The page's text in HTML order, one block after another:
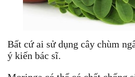
Bất cứ ai sử dụng cây chùm
ý kiến bác sĩ.